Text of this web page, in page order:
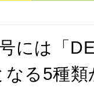
には「
る5種